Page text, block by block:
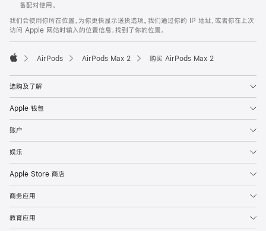
备配对使用。
我们会使用你所在位置，为你更快显示送货选项。我们通过你的 IP 地址，或者你在上次
访问 Apple 网站时输入的位置信息，找到了你的位置。
AirPods AirPods Max 2 购买 AirPods Max 2
选购及了解
Apple 钱包
账户
娱乐
Apple Store 商店
商务应用
教育应用